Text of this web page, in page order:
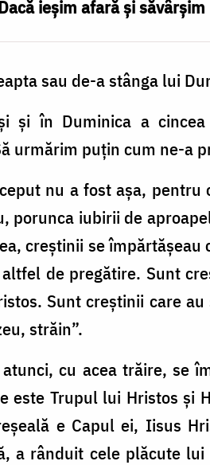
ieşim afară şi
sau de-a stânga lui
şi în Duminica a
urmărim puţin cum ne-a
nu a fost aşa,
porunca iubirii de
creştinii se împărtăşeau
de pregătire. Sunt
Sunt creştinii care
străin”.
cu acea trăire, se
este Trupul lui Hristos şi
e Capul ei, Iisus
a rânduit cele plăcute